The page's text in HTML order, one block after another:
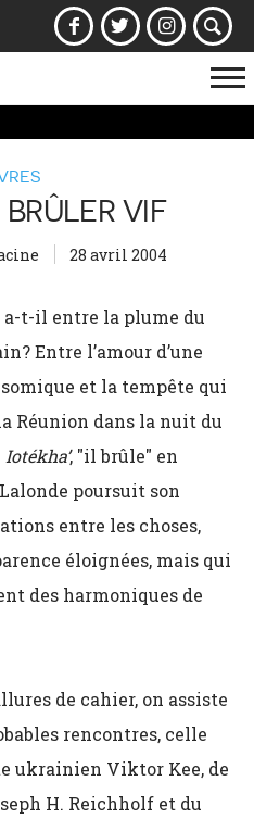
la
BRÛLER VIF
28 avril 2004
a-t-il entre la plume du
Entre l’amour d’une
et la tempête qui
Réunion dans la nuit du
Iotékha’, "il brûle" en
poursuit son
entre les choses,
éloignées, mais qui
des harmoniques de
de cahier, on assiste
rencontres, celle
ukrainien Viktor Kee, de
H. Reichholf et du